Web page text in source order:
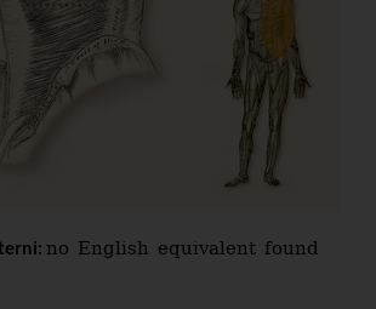
no English equivalent found